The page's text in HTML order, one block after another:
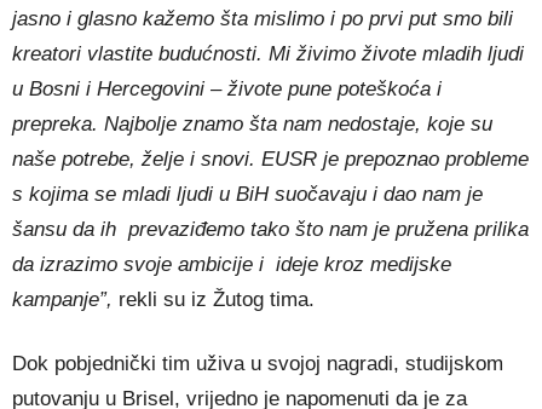
jasno i glasno kažemo šta mislimo i po prvi put smo bili
kreatori vlastite budućnosti. Mi živimo živote mladih ljudi
u Bosni i Hercegovini – živote pune poteškoća i
prepreka. Najbolje znamo šta nam nedostaje, koje su
naše potrebe, želje i snovi. EUSR je prepoznao probleme
s kojima se mladi ljudi u BiH suočavaju i dao nam je
šansu da ih prevaziđemo tako što nam je pružena prilika
da izrazimo svoje ambicije i ideje kroz medijske
kampanje”, rekli su iz Žutog tima.
Dok pobjednički tim uživa u svojoj nagradi, studijskom
putovanju u Brisel, vrijedno je napomenuti da je za